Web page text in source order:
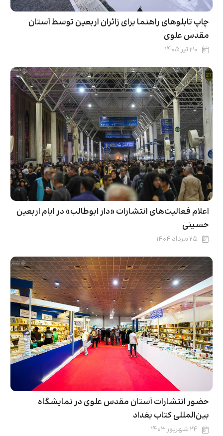
چاپ تابلوهای راهنما برای زائران اربعین توسط آستان
مقدس علوی
۳۰ تیر ۱۴۰۵
اعلام فعالیت‌های انتشارات «دار ابوطالب» در ایام اربعین
حسینی
۲۵ مرداد ۱۴۰۴
حضور انتشارات آستان مقدس علوی در نمایشگاه
بین‌المللی کتاب بغداد
۲۴ شهریور ۱۴۰۳